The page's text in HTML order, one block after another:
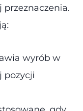
przeznaczenia.
wyrób w
pozycji